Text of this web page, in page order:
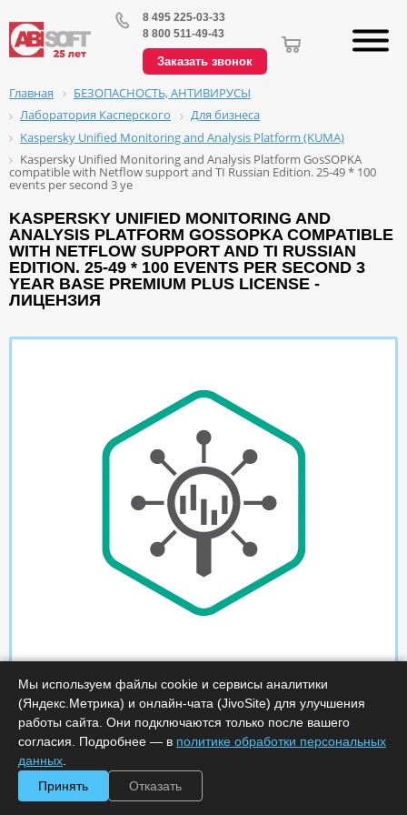
8 495 225-03-33
8 800 511-49-43
Заказать звонок
Главная
БЕЗОПАСНОСТЬ, АНТИВИРУСЫ
Лаборатория Касперского
Для бизнеса
Kaspersky Unified Monitoring and Analysis Platform (KUMA)
Kaspersky Unified Monitoring and Analysis Platform GosSOPKA
compatible with Netflow support and TI Russian Edition. 25-49 * 100
events per second 3 ye
KASPERSKY UNIFIED MONITORING AND
ANALYSIS PLATFORM GOSSOPKA COMPATIBLE
WITH NETFLOW SUPPORT AND TI RUSSIAN
EDITION. 25-49 * 100 EVENTS PER SECOND 3
YEAR BASE PREMIUM PLUS LICENSE -
ЛИЦЕНЗИЯ
Мы используем файлы cookie и сервисы аналитики
(Яндекс.Метрика) и онлайн-чата (JivoSite) для улучшения
работы сайта. Они подключаются только после вашего
согласия. Подробнее — в политике обработки персональных
данных
Принять
Отказать